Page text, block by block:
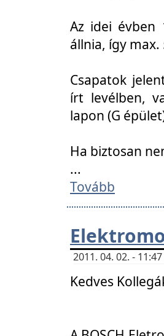
Az idei évben
állnia, így
Csapatok
írt levélben,
lapon (G
Ha biztosan
...
Tovább
2011. 04. 02. -
Kedves